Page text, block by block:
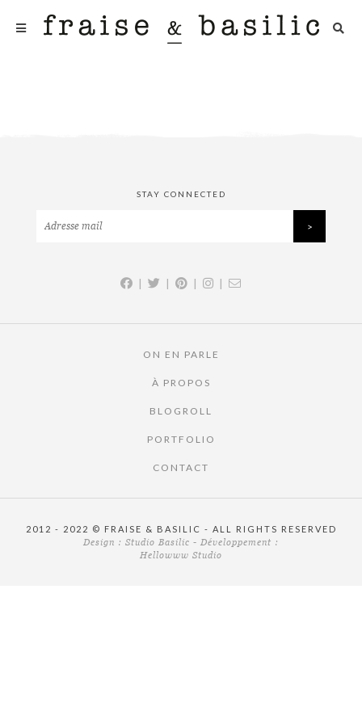
STAY CONNECTED
| | | |
ON EN PARLE
À PROPOS
BLOGROLL
PORTFOLIO
CONTACT
2012 - 2022 © FRAISE & BASILIC - ALL RIGHTS RESERVED
Design : Studio Basilic - Développement :
Hellowww Studio